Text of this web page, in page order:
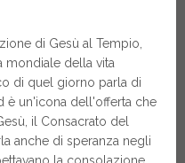
di Gesù al Tempio,
mondiale della vita
di quel giorno parla di
è un'icona dell'offerta che
il Consacrato del
anche di speranza negli